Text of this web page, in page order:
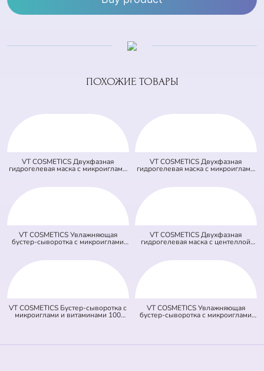
ПОХОЖИЕ ТОВАРЫ
VT COSMETICS Двухфазная
гидрогелевая маска с микроиглами
(оранжевая) (33 гр + 1,5 гр)
VT COSMETICS Двухфазная
гидрогелевая маска с микроиглами
зеленая) (33 гр + 1,5 гр)
VT COSMETICS Увлажняющая
бустер-сыворотка с микроиглами
VT COSMETICS Двухфазная
гидрогелевая маска с центеллой
гр)
VT COSMETICS Бустер-сыворотка с
микроиглами и витаминами 100
Vita-Light Reedle Shot (оранжевая)
VT COSMETICS Увлажняющая
бустер-сыворотка с микроиглами
300 Hydrop Reedle Shot (голубая)